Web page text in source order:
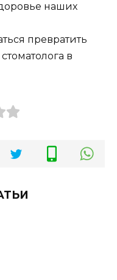
наших
превратить
в